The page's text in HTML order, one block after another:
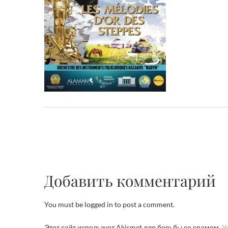
Добавить комментарий
You must be logged in to post a comment.